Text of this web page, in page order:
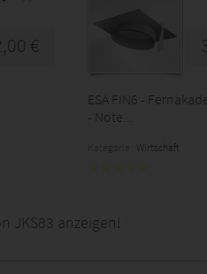
€
ESA FIN6 -
- Note...
Wirtschaft
JKS83 anzeigen!